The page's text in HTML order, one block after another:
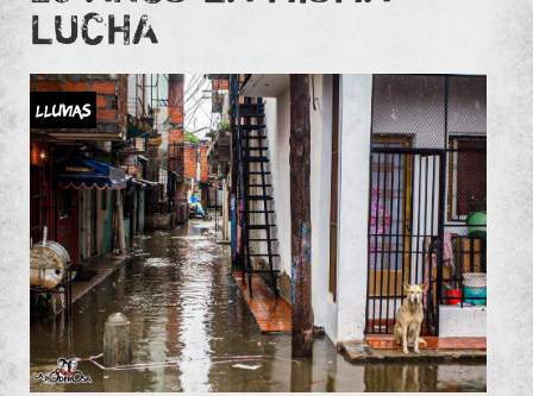
LUCHA
Lluvias